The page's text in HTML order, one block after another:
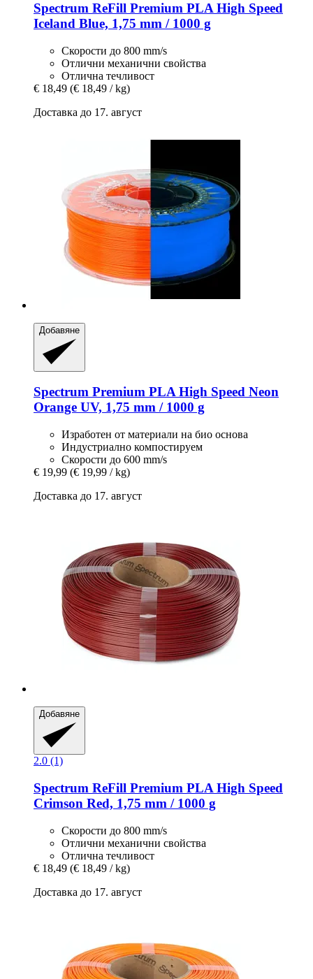
Spectrum ReFill Premium PLA High Speed
Iceland Blue, 1,75 mm / 1000 g
Скорости до 800 mm/s
Отлични механични свойства
Отлична течливост
€ 18,49 (€ 18,49 / kg)
Доставка до 17. август
Добавяне
Spectrum Premium PLA High Speed Neon
Orange UV, 1,75 mm / 1000 g
Изработен от материали на био основа
Индустриално компостируем
Скорости до 600 mm/s
€ 19,99 (€ 19,99 / kg)
Доставка до 17. август
Добавяне
2.0 (1)
Spectrum ReFill Premium PLA High Speed
Crimson Red, 1,75 mm / 1000 g
Скорости до 800 mm/s
Отлични механични свойства
Отлична течливост
€ 18,49 (€ 18,49 / kg)
Доставка до 17. август